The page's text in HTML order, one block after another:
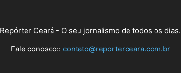
Repórter Ceará - O seu jornalismo de todos os dias.
Fale conosco:: contato@reporterceara.com.br